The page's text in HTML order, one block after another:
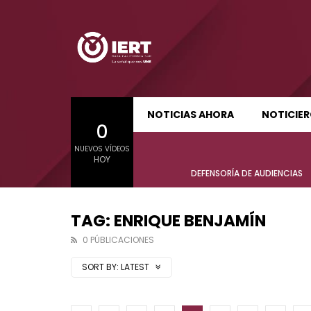
0
NUEVOS VÍDEOS
HOY
NOTICIAS AHORA
SUDCALIFORNIA HOY EDICIÓN MATUTINA
Sudcalifornia Hoy edición matutina
DEFENSORÍA DE AUDIENCIAS
01:21:47
Sudcalifornia Hoy edición matutina
TAG: ENRIQUE BENJAMÍN
0 PÚBLICACIONES
SORT BY: LATEST